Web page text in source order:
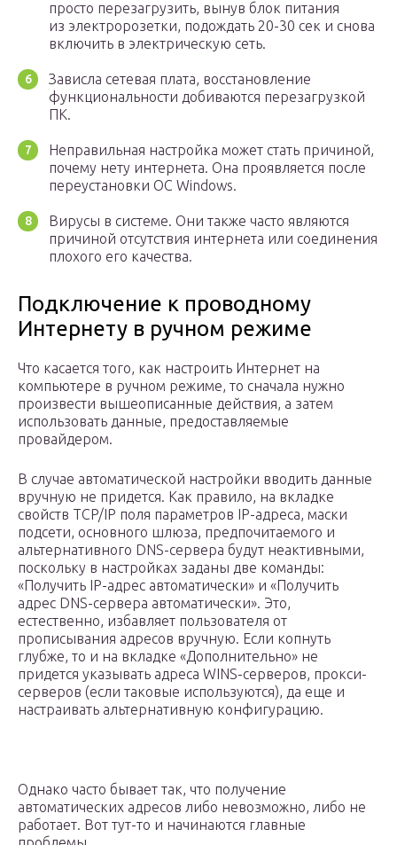
просто перезагрузить, вынув блок питания
из электророзетки, подождать 20-30 сек и снова
включить в электрическую сеть.
Зависла сетевая плата, восстановление
функциональности добиваются перезагрузкой
ПК.
Неправильная настройка может стать причиной,
почему нету интернета. Она проявляется после
переустановки ОС Windows.
Вирусы в системе. Они также часто являются
причиной отсутствия интернета или соединения
плохого его качества.
Подключение к проводному
Интернету в ручном режиме
Что касается того, как настроить Интернет на
компьютере в ручном режиме, то сначала нужно
произвести вышеописанные действия, а затем
использовать данные, предоставляемые
провайдером.
В случае автоматической настройки вводить данные
вручную не придется. Как правило, на вкладке
свойств TCP/IP поля параметров IP-адреса, маски
подсети, основного шлюза, предпочитаемого и
альтернативного DNS-сервера будут неактивными,
поскольку в настройках заданы две команды:
«Получить IP-адрес автоматически» и «Получить
адрес DNS-сервера автоматически». Это,
естественно, избавляет пользователя от
прописывания адресов вручную. Если копнуть
глубже, то и на вкладке «Дополнительно» не
придется указывать адреса WINS-серверов, прокси-
серверов (если таковые используются), да еще и
настраивать альтернативную конфигурацию.
Однако часто бывает так, что получение
автоматических адресов либо невозможно, либо не
работает. Вот тут-то и начинаются главные